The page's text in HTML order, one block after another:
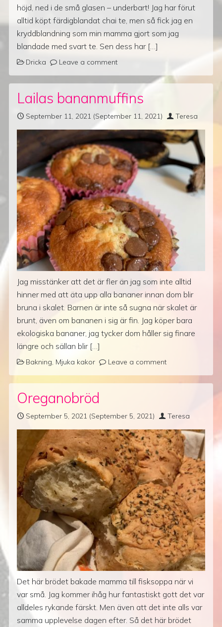
höjd, ned i de små glasen – underbart! Jag har förut
alltid köpt färdigblandat chai te, men så fick jag en
kryddblandning som min mamma gjort som jag
blandade med svart te. Sen dess har […]
Dricka Leave a comment
Lailas bananmuffins
September 11, 2021 (September 11, 2021) Teresa
Jag misstänker att det är fler än jag som inte alltid
hinner med att äta upp alla bananer innan dom blir
bruna i skalet. Barnen är inte så sugna när skalet är
brunt, även om bananen i sig är fin. Jag köper bara
ekologiska bananer, jag tycker dom håller sig finare
längre och sällan blir […]
Bakning, Mjuka kakor Leave a comment
Oreganobröd
September 5, 2021 (September 5, 2021) Teresa
Det här brödet bakade mamma till fisksoppa när vi
var små. Jag kommer ihåg hur fantastiskt gott det var
alldeles rykande färskt. Men även att det inte alls var
samma upplevelse dagen efter. Så det här brödet